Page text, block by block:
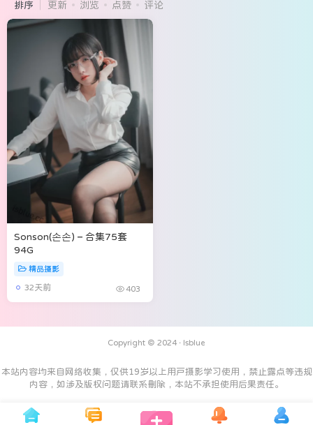
排序 更新 浏览 点赞 评论
Sonson(손손) – 合集75套
94G
精品摄影
32天前 403
Copyright © 2024 · Isblue
本站内容均来自网络收集，仅供19岁以上用户摄影学习使用，禁止露点等违规
内容，如涉及版权问题请联系删除，本站不承担使用后果责任。